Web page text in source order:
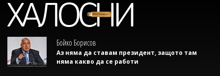
Бойко Борисов
Аз няма да ставам президент, защото там
няма какво да се работи